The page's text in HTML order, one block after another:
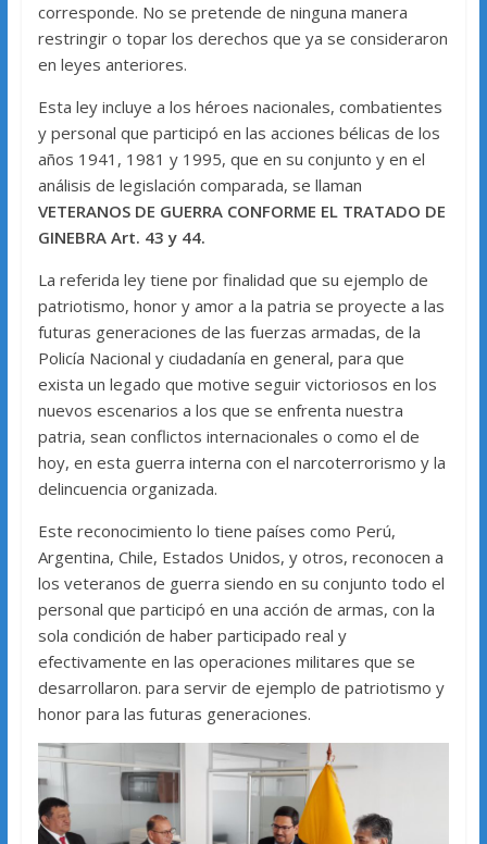
corresponde. No se pretende de ninguna manera
restringir o topar los derechos que ya se consideraron
en leyes anteriores.
Esta ley incluye a los héroes nacionales, combatientes
y personal que participó en las acciones bélicas de los
años 1941, 1981 y 1995, que en su conjunto y en el
análisis de legislación comparada, se llaman
VETERANOS DE GUERRA CONFORME EL TRATADO DE
GINEBRA Art. 43 y 44.
La referida ley tiene por finalidad que su ejemplo de
patriotismo, honor y amor a la patria se proyecte a las
futuras generaciones de las fuerzas armadas, de la
Policía Nacional y ciudadanía en general, para que
exista un legado que motive seguir victoriosos en los
nuevos escenarios a los que se enfrenta nuestra
patria, sean conflictos internacionales o como el de
hoy, en esta guerra interna con el narcoterrorismo y la
delincuencia organizada.
Este reconocimiento lo tiene países como Perú,
Argentina, Chile, Estados Unidos, y otros, reconocen a
los veteranos de guerra siendo en su conjunto todo el
personal que participó en una acción de armas, con la
sola condición de haber participado real y
efectivamente en las operaciones militares que se
desarrollaron. para servir de ejemplo de patriotismo y
honor para las futuras generaciones.